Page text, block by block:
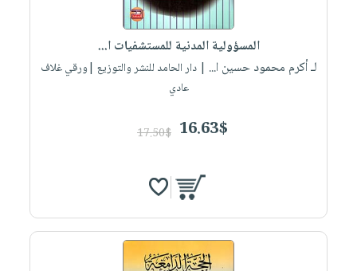
المسؤولية المدنية للمستشفيات ا...
لـ أكرم محمود حسين ا... | دار الحامد للنشر والتوزيع |ورقي غلاف
عادي
16.63$
17.50$